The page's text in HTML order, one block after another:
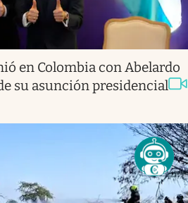
en Colombia con Abelardo
su asunción presidencial